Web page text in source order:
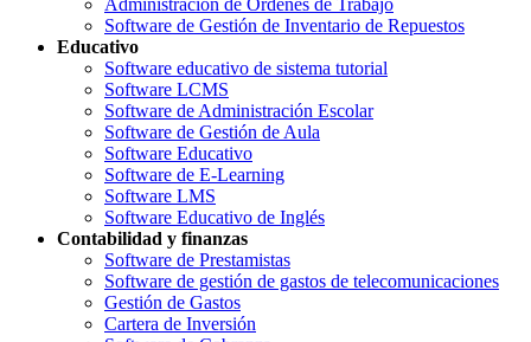
Administración de Órdenes de Trabajo
Software de Gestión de Inventario de Repuestos
Educativo
Software educativo de sistema tutorial
Software LCMS
Software de Administración Escolar
Software de Gestión de Aula
Software Educativo
Software de E-Learning
Software LMS
Software Educativo de Inglés
Contabilidad y finanzas
Software de Prestamistas
Software de gestión de gastos de telecomunicaciones
Gestión de Gastos
Cartera de Inversión